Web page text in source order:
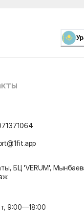
БЦ 'VERUM',
9:00—18:00